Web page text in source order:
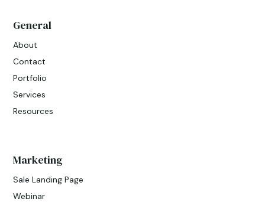
General
About
Contact
Portfolio
Services
Resources
Marketing
Sale Landing Page
Webinar